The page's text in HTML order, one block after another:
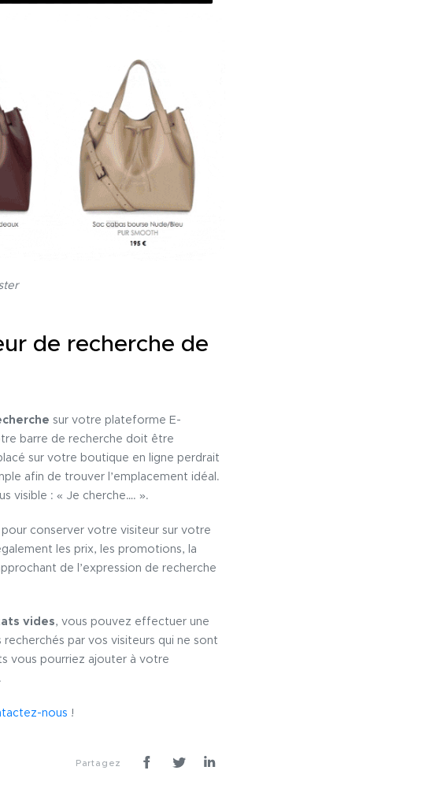
de recherche de
sur votre plateforme E-
barre de recherche doit être
sur votre boutique en ligne perdrait
afin de trouver l’emplacement idéal.
visible : « Je cherche…. ».
pour conserver votre visiteur sur votre
les prix, les promotions, la
de l’expression de recherche
vides, vous pouvez effectuer une
par vos visiteurs qui ne sont
vous pourriez ajouter à votre
nous !
Partagez